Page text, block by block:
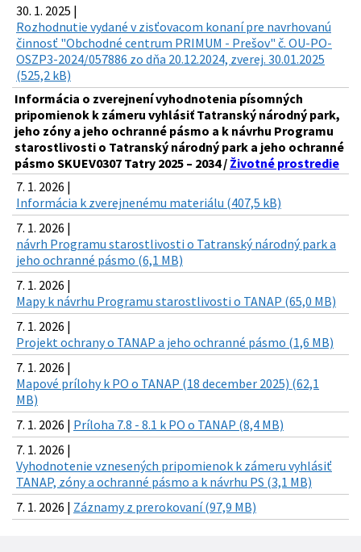
30. 1. 2025 |
Rozhodnutie vydané v zisťovacom konaní pre navrhovanú
činnosť "Obchodné centrum PRIMUM - Prešov" č. OU-PO-
OSZP3-2024/057886 zo dňa 20.12.2024, zverej. 30.01.2025
(525,2 kB)
Informácia o zverejnení vyhodnotenia písomných
pripomienok k zámeru vyhlásiť Tatranský národný park,
jeho zóny a jeho ochranné pásmo a k návrhu Programu
starostlivosti o Tatranský národný park a jeho ochranné
pásmo SKUEV0307 Tatry 2025 – 2034 / Životné prostredie
7. 1. 2026 |
Informácia k zverejnenému materiálu (407,5 kB)
7. 1. 2026 |
návrh Programu starostlivosti o Tatranský národný park a
jeho ochranné pásmo (6,1 MB)
7. 1. 2026 |
Mapy k návrhu Programu starostlivosti o TANAP (65,0 MB)
7. 1. 2026 |
Projekt ochrany o TANAP a jeho ochranné pásmo (1,6 MB)
7. 1. 2026 |
Mapové prílohy k PO o TANAP (18 december 2025) (62,1
MB)
7. 1. 2026 | Príloha 7.8 - 8.1 k PO o TANAP (8,4 MB)
7. 1. 2026 |
Vyhodnotenie vznesených pripomienok k zámeru vyhlásiť
TANAP, zóny a ochranné pásmo a k návrhu PS (3,1 MB)
7. 1. 2026 | Záznamy z prerokovaní (97,9 MB)